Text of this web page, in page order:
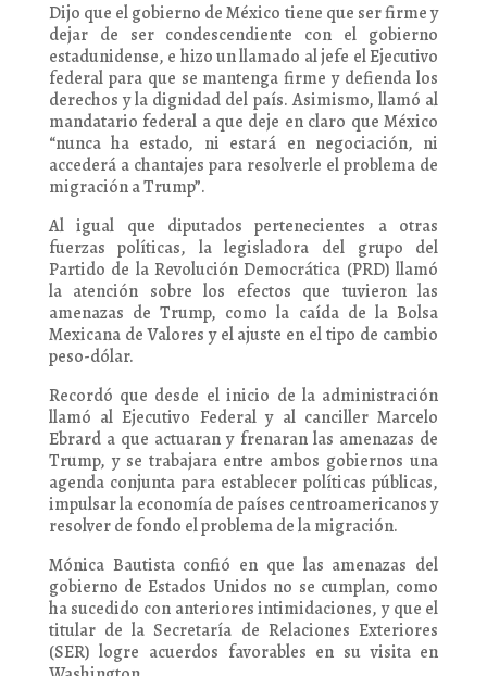
Dijo que el gobierno de México tiene que ser firme y
dejar de ser condescendiente con el gobierno
estadunidense, e hizo un llamado al jefe el Ejecutivo
federal para que se mantenga firme y defienda los
derechos y la dignidad del país. Asimismo, llamó al
mandatario federal a que deje en claro que México
“nunca ha estado, ni estará en negociación, ni
accederá a chantajes para resolverle el problema de
migración a Trump”.
Al igual que diputados pertenecientes a otras
fuerzas políticas, la legisladora del grupo del
Partido de la Revolución Democrática (PRD) llamó
la atención sobre los efectos que tuvieron las
amenazas de Trump, como la caída de la Bolsa
Mexicana de Valores y el ajuste en el tipo de cambio
peso-dólar.
Recordó que desde el inicio de la administración
llamó al Ejecutivo Federal y al canciller Marcelo
Ebrard a que actuaran y frenaran las amenazas de
Trump, y se trabajara entre ambos gobiernos una
agenda conjunta para establecer políticas públicas,
impulsar la economía de países centroamericanos y
resolver de fondo el problema de la migración.
Mónica Bautista confió en que las amenazas del
gobierno de Estados Unidos no se cumplan, como
ha sucedido con anteriores intimidaciones, y que el
titular de la Secretaría de Relaciones Exteriores
(SER) logre acuerdos favorables en su visita en